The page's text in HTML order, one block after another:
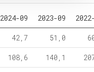
2024-09 2023-09
42,7 51,0
108,6 140,1